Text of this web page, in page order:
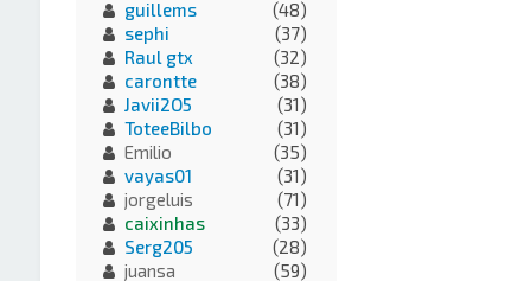
guillems
(48)
sephi
(37)
Raul gtx
(32)
carontte
(38)
Javii2O5
(31)
ToteeBilbo
(31)
Emilio
(35)
vayas01
(31)
jorgeluis
(71)
caixinhas
(33)
Serg205
(28)
juansa
(59)